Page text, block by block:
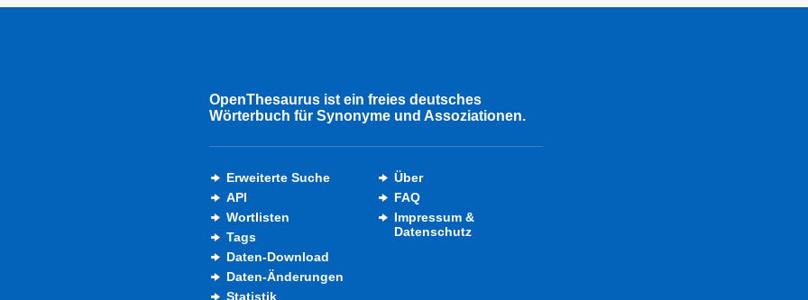
OpenThesaurus ist ein freies deutsches
Wörterbuch für Synonyme und Assoziationen.
Erweiterte Suche
API
Wortlisten
Tags
Daten-Download
Daten-Änderungen
Statistik
Über
FAQ
Impressum &
Datenschutz